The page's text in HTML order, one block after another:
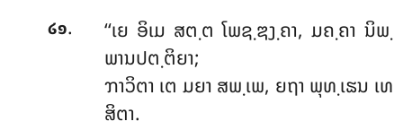
໒໑.
‘‘ເຍ ອິເມ ສຕ຺ຕ ໂພຊ຺ຌງ຺ຄາ, ມຄ຺ຄາ ນິພ຺
ພານປຕ຺ຕິຍາ;
ຠາວິຕາ ເຕ ມຍາ ສພ຺ເພ, ຍຖາ ພຸທ຺ເຘນ ເທ
ສິຕາ.